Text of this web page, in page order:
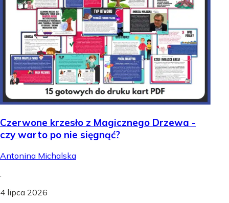
Czerwone krzesło z Magicznego Drzewa -
czy warto po nie sięgnąć?
Antonina Michalska
4 lipca 2026